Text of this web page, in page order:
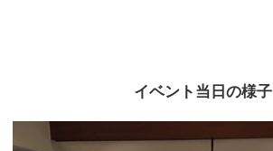
イベント当日の様子